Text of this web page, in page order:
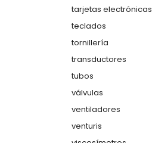
tarjetas electrónicas
teclados
tornillería
transductores
tubos
válvulas
ventiladores
venturis